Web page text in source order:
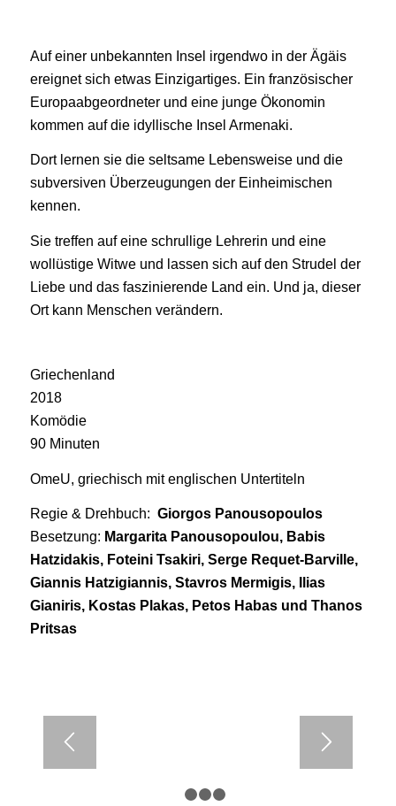
Auf einer unbekannten Insel irgendwo in der Ägäis
ereignet sich etwas Einzigartiges. Ein französischer
Europaabgeordneter und eine junge Ökonomin
kommen auf die idyllische Insel Armenaki.
Dort lernen sie die seltsame Lebensweise und die
subversiven Überzeugungen der Einheimischen
kennen.
Sie treffen auf eine schrullige Lehrerin und eine
wollüstige Witwe und lassen sich auf den Strudel der
Liebe und das faszinierende Land ein. Und ja, dieser
Ort kann Menschen verändern.
Griechenland
2018
Komödie
90 Minuten
OmeU, griechisch mit englischen Untertiteln
Regie & Drehbuch: Giorgos Panousopoulos
Besetzung: Margarita Panousopoulou, Babis
Hatzidakis, Foteini Tsakiri, Serge Requet-Barville,
Giannis Hatzigiannis, Stavros Mermigis, Ilias
Gianiris, Kostas Plakas, Petos Habas und Thanos
Pritsas